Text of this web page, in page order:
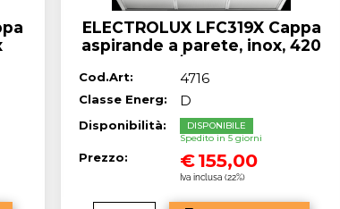
ELECTROLUX LFC319X Cappa
aspirande a parete, inox, 420
Cod.Art: 4716
Classe Energ: D
Disponibilità:
DISPONIBILE
Spedito in 5 giorni
Prezzo: €155,00
Iva inclusa (22%)